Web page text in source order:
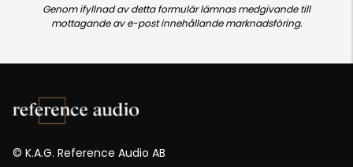
Genom ifyllnad av detta formulär lämnas medgivande till
mottagande av e-post innehållande marknadsföring.
© K.A.G. Reference Audio AB